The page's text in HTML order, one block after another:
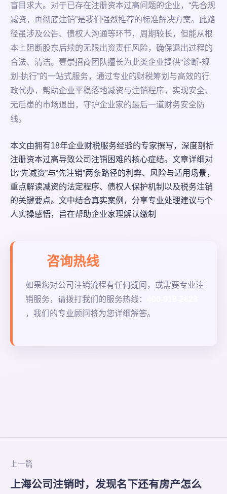
盲目求大。对于已存在注册资本过高问题的企业，“先合规
减资，再彻底注销”是我们强烈推荐的标准解决方案。此路
径虽涉及公告、债权人沟通等环节，周期较长，但能从根
本上阻断股东后续的无限出资责任风险，确保退出过程的
合法、清洁。壹崇招商团队擅长为此类企业提供“诊断-规
划-执行”的一站式服务，通过专业的财税筹划与高效的行
政代办，帮助企业平稳落地减资与注销程序，实现安全、
无后患的市场退出，守护企业家的最后一道财务安全防
线。
本文由拥有18年企业财税服务经验的专家撰写，深度剖析
注册资本过高导致公司注销困难的核心症结。文章详细对
比“先减资”与“先注销”两条路径的利弊、风险与适用场景，
重点解读减资的法定程序、债权人保护机制以及税务注销
的关键要点。文中结合真实案例，分享专业处理建议与个
人实操感悟，旨在帮助企业家理解认缴制
咨询热线
如果您对公司注销流程有任何疑问，或需要专业注
销服务，请拨打我们的服务热线：
，我们的专业顾问将为您详细解答。
上一篇
上海公司注销时，发现名下还有房产怎么